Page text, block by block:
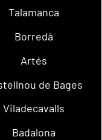
Talamanca
Borredà
Artés
de Bages
Viladecavalls
Badalona